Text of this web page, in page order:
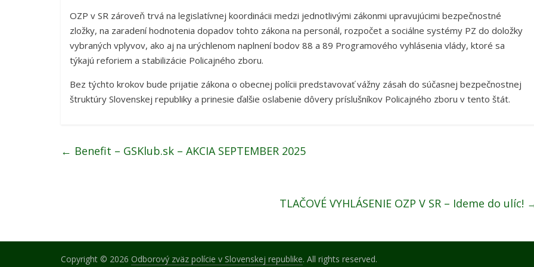
OZP v SR zároveň trvá na legislatívnej koordinácii medzi jednotlivými zákonmi upravujúcimi bezpečnostné
zložky, na zaradení hodnotenia dopadov tohto zákona na personál, rozpočet a sociálne systémy PZ do doložky
vybraných vplyvov, ako aj na urýchlenom naplnení bodov 88 a 89 Programového vyhlásenia vlády, ktoré sa
týkajú reforiem a stabilizácie Policajného zboru.
Bez týchto krokov bude prijatie zákona o obecnej polícii predstavovať vážny zásah do súčasnej bezpečnostnej
štruktúry Slovenskej republiky a prinesie ďalšie oslabenie dôvery príslušníkov Policajného zboru v tento štát.
← Benefit – GSKlub.sk – AKCIA SEPTEMBER 2025
TLAČOVÉ VYHLÁSENIE OZP V SR – Ideme do ulíc!
Copyright © 2026 Odborový zväz polície v Slovenskej republike. All rights reserved.